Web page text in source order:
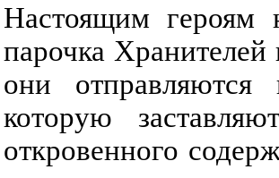
Настоящим героям
парочка Хранителей
они
которую
откровенного